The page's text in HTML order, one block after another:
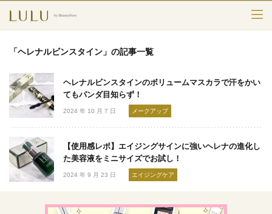
スキンケア
メークアップ
エイジングケア
フレグランス
ボディ＆ヘア
「ヘレナルビンスタイン」の記事一覧
ヘレナルビンスタインのボリュームマスカラで汗をかい
てもパンダ目知らず！
2024 年 10 月 7 日 メークアップ
【使用感レポ】エイジングサインに強いヘレナの進化し
た美容液をミニサイズでお試し！
2024 年 9 月 23 日 エイジングケア